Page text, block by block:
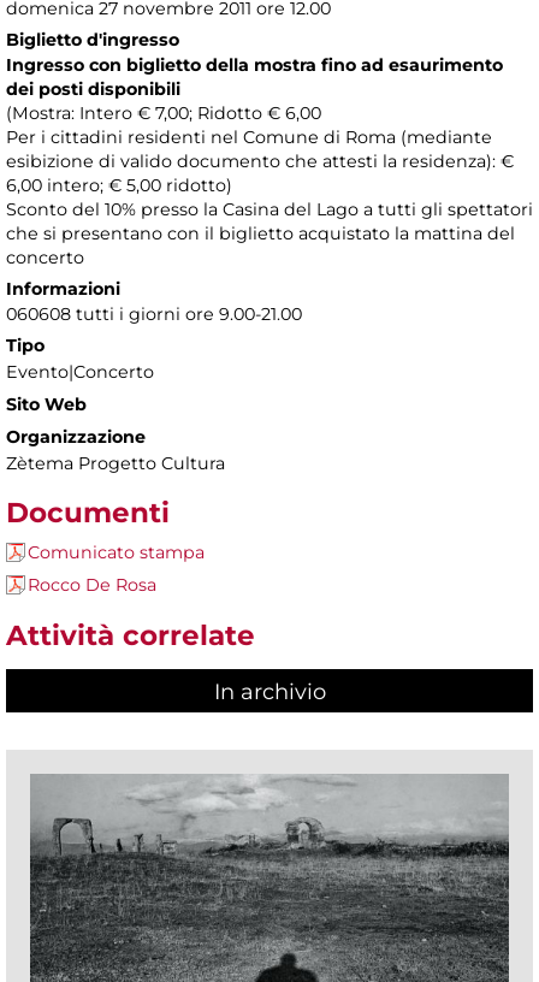
domenica 27 novembre 2011 ore 12.00
Biglietto d'ingresso
Ingresso con biglietto della mostra fino ad esaurimento
dei posti disponibili
(Mostra: Intero € 7,00; Ridotto € 6,00
Per i cittadini residenti nel Comune di Roma (mediante
esibizione di valido documento che attesti la residenza): €
6,00 intero; € 5,00 ridotto)
Sconto del 10% presso la Casina del Lago a tutti gli spettatori
che si presentano con il biglietto acquistato la mattina del
concerto
Informazioni
060608 tutti i giorni ore 9.00-21.00
Tipo
Evento|Concerto
Sito Web
Organizzazione
Zètema Progetto Cultura
Documenti
Comunicato stampa
Rocco De Rosa
Attività correlate
In archivio